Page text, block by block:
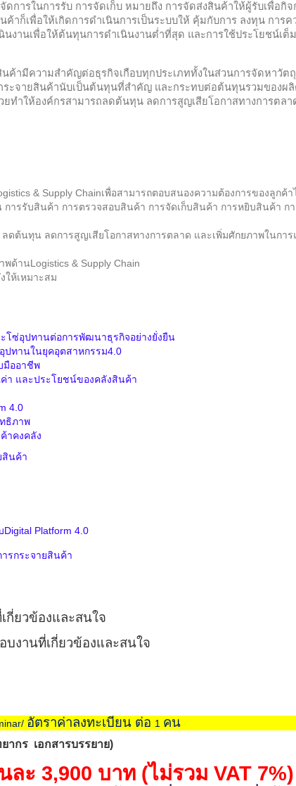
ดการในการรับ การจัดเก็บ หมายถึง การจัดส่งสินค้าให้ผู้รับเพื่อกิ
ค้าก็เพื่อให้เกิดการดำเนินการเป็นระบบให้ คุ้มกับการ ลงทุน กา
นงานเพื่อให้ต้นทุนการดำเนินงานต่ำที่สุด และการใช้ประโยชน์เ
ค้ามีความสำคัญต่อธุรกิจเกือบทุกประเภททั้งในส่วนการจัดหาวัต
ระจายสินค้านับเป็นต้นทุนที่สำคัญ และกระทบต่อต้นทุนรวมของผ
ทำให้องค์กรสามารถลดต้นทุน ลดการสูญเสียโอกาสทางการตล
& Supply Chainเพื่อสามารถตอบสนองความต้องการของลูกค้า
ารรับสินค้า การตรวจสอบสินค้า การจัดเก็บสินค้า การหยิบสินค้า ก
ต้นทุน ลดการสูญเสียโอกาสทางการตลาด และเพิ่มศักยภาพในการ
พด้านLogistics & Supply Chain
ห้เหมาะสม
ซ่อุปทานต่อการพัฒนาธุรกิจอย่างยั่งยืน
ปทานในยุคอุตสาหกรรม4.0
มืออาชีพ
า และประโยชน์ของคลังสินค้า
4.0
ธิภาพ
าคงคลัง
สินค้า
Platform 4.0
รกระจายสินค้า
กี่ยวข้องและสนใจ
งานที่เกี่ยวข้องและสนใจ
อัตราค่าลงทะเบียน ต่อ 1 คน
ากร เอกสารบรรยาย)
ละ 3,900 บาท (ไม่รวม VAT 7%)